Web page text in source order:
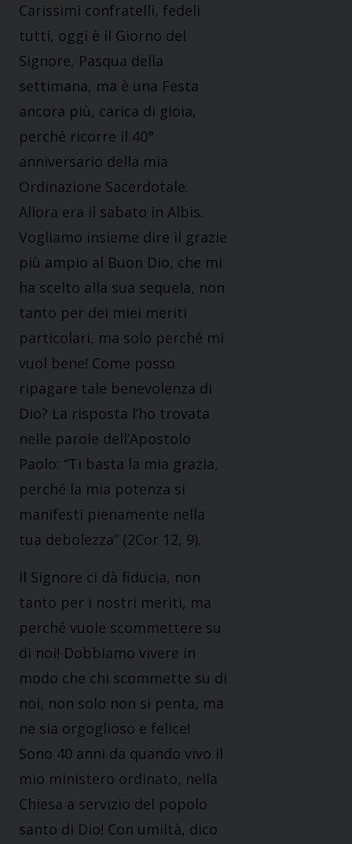
Carissimi confratelli, fedeli
tutti, oggi è il Giorno del
Signore, Pasqua della
settimana, ma è una Festa
ancora più, carica di gioia,
perché ricorre il 40°
anniversario della mia
Ordinazione Sacerdotale.
Allora era il sabato in Albis.
Vogliamo insieme dire il grazie
più ampio al Buon Dio, che mi
ha scelto alla sua sequela, non
tanto per dei miei meriti
particolari, ma solo perché mi
vuol bene! Come posso
ripagare tale benevolenza di
Dio? La risposta l’ho trovata
nelle parole dell’Apostolo
Paolo: “Ti basta la mia grazia,
perché la mia potenza si
manifesti pienamente nella
tua debolezza” (2Cor 12, 9).
Il Signore ci dà fiducia, non
tanto per i nostri meriti, ma
perché vuole scommettere su
di noi! Dobbiamo vivere in
modo che chi scommette su di
noi, non solo non si penta, ma
ne sia orgoglioso e felice!
Sono 40 anni da quando vivo il
mio ministero ordinato, nella
Chiesa a servizio del popolo
santo di Dio! Con umiltà, dico